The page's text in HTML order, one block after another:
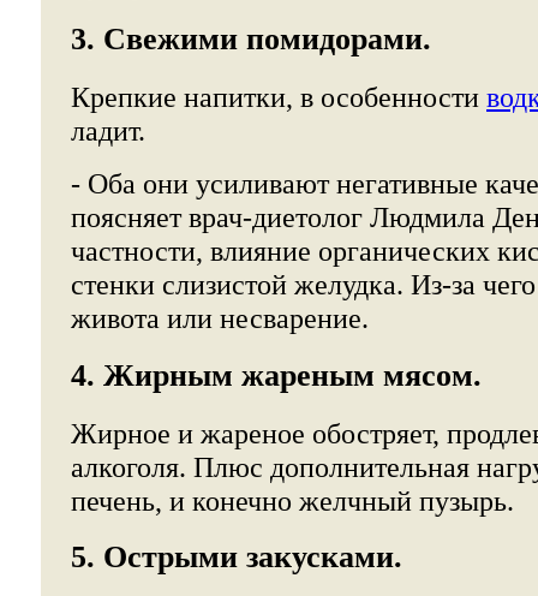
3. Свежими помидорами.
Крепкие напитки, в особенности
ладит.
- Оба они усиливают негативные
поясняет врач-диетолог Людмила
частности, влияние органических
стенки слизистой желудка. Из-за
живота или несварение.
4. Жирным жареным мясом.
Жирное и жареное обостряет,
алкоголя. Плюс дополнительная
печень, и конечно желчный пузырь.
5. Острыми закусками.